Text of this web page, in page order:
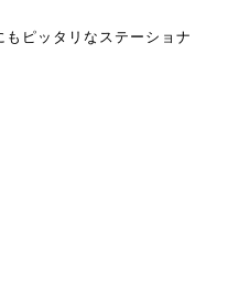
ピッタリなステーショナ